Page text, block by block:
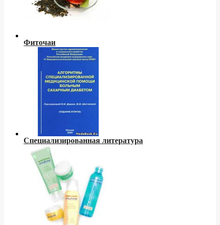
Фиточаи
Специализированная литература